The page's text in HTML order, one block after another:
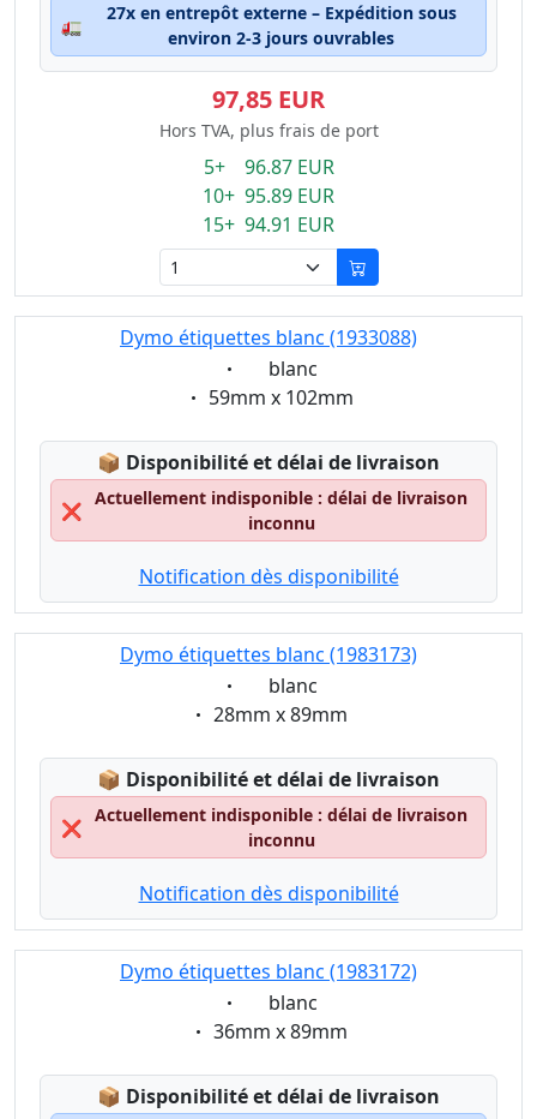
🚛
27x en entrepôt externe – Expédition sous
environ 2-3 jours ouvrables
97,85 EUR
Hors TVA, plus frais de port
5+ 96.87 EUR
10+ 95.89 EUR
15+ 94.91 EUR
Dymo étiquettes blanc (1933088)
Eigenschaft:
blanc
Eigenschaft:
59mm x 102mm
📦 Lagerstatus:
Disponibilité et délai de livraison
❌
Actuellement indisponible : délai de livraison
inconnu
Notification dès disponibilité
Dymo étiquettes blanc (1983173)
Eigenschaft:
blanc
Eigenschaft:
28mm x 89mm
📦 Lagerstatus:
Disponibilité et délai de livraison
❌
Actuellement indisponible : délai de livraison
inconnu
Notification dès disponibilité
Dymo étiquettes blanc (1983172)
Eigenschaft:
blanc
Eigenschaft:
36mm x 89mm
📦 Lagerstatus:
Disponibilité et délai de livraison